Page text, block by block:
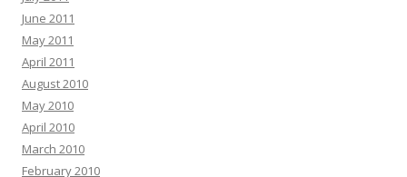
June 2011
May 2011
April 2011
August 2010
May 2010
April 2010
March 2010
February 2010